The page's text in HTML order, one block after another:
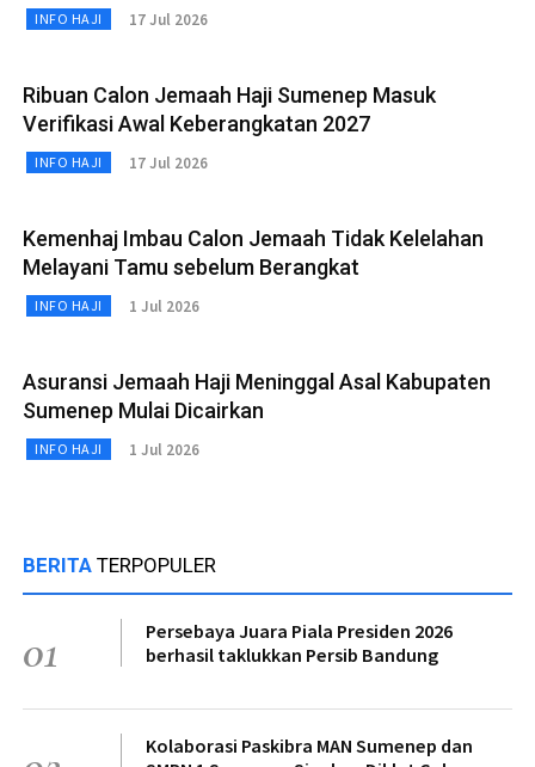
INFO HAJI 17 Jul 2026
Ribuan Calon Jemaah Haji Sumenep Masuk
Verifikasi Awal Keberangkatan 2027
INFO HAJI 17 Jul 2026
Kemenhaj Imbau Calon Jemaah Tidak Kelelahan
Melayani Tamu sebelum Berangkat
INFO HAJI 1 Jul 2026
Asuransi Jemaah Haji Meninggal Asal Kabupaten
Sumenep Mulai Dicairkan
INFO HAJI 1 Jul 2026
BERITA TERPOPULER
01
Persebaya Juara Piala Presiden 2026
berhasil taklukkan Persib Bandung
Kolaborasi Paskibra MAN Sumenep dan